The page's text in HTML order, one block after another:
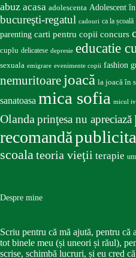
abuz acasa adolescenta Adolescent
bucureşti-regatul cadouri ca la școală
parenting carti pentru copii concurs
cuplu delicatese depresie educatie
sexuala emigrare evenimente copii fashion
nemuritoare joacă la joacă în
sanatoasa mica sofia micul iv
Olandaprinţesa nu apreciază
recomandă
scoalateoria vieţii terapie
Despre mine
Scriu pentru că mă ajută, pentru că
tot binele meu (și uneori și răul),
scrise, schimbă lucruri, și eu cred